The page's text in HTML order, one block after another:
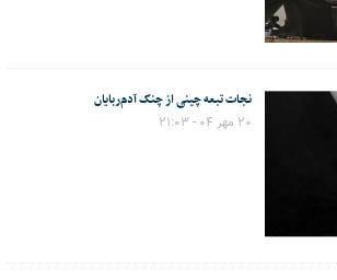
نجات تبعه چینی از چنگ آدم‌ربایان
۲۰ مهر ۰۴ - ۲۱:۰۳